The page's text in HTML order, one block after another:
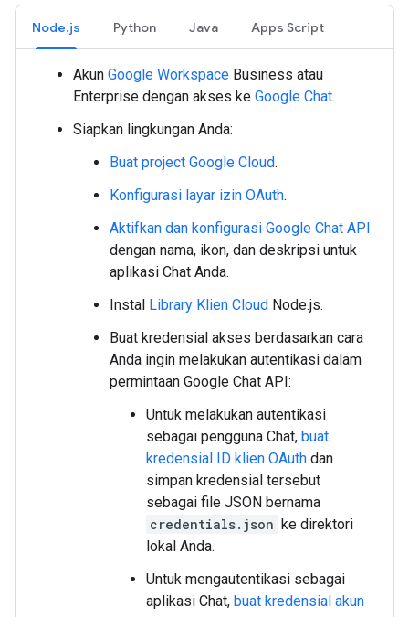
Node.js Python Java Apps Script
Akun Google Workspace Business atau
Enterprise dengan akses ke Google Chat.
Siapkan lingkungan Anda:
Buat project Google Cloud.
Konfigurasi layar izin OAuth.
Aktifkan dan konfigurasi Google Chat API
dengan nama, ikon, dan deskripsi untuk
aplikasi Chat Anda.
Instal Library Klien Cloud Node.js.
Buat kredensial akses berdasarkan cara
Anda ingin melakukan autentikasi dalam
permintaan Google Chat API:
Untuk melakukan autentikasi
sebagai pengguna Chat, buat
kredensial ID klien OAuth dan
simpan kredensial tersebut
sebagai file JSON bernama
credentials.json ke direktori
lokal Anda.
Untuk mengautentikasi sebagai
aplikasi Chat, buat kredensial akun